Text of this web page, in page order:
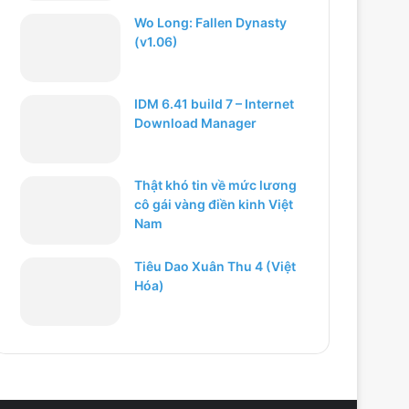
Wo Long: Fallen Dynasty
(v1.06)
IDM 6.41 build 7 – Internet
Download Manager
Thật khó tin về mức lương
cô gái vàng điền kinh Việt
Nam
Tiêu Dao Xuân Thu 4 (Việt
Hóa)